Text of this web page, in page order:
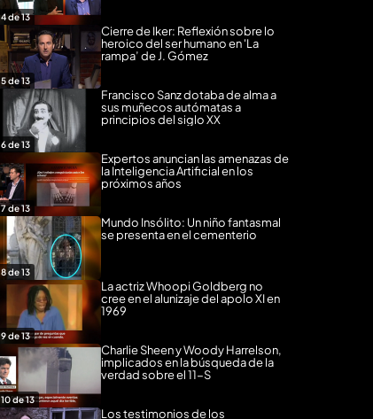
4de13
5de13
Cierre de Iker: Reflexión sobre lo
heroico del ser humano en 'La
rampa’ de J. Gómez
6de13
Francisco Sanz dotaba de alma a
sus muñecos autómatas a
principios del siglo XX
7de13
Expertos anuncian las amenazas de
la Inteligencia Artificial en los
próximos años
8de13
Mundo Insólito: Un niño fantasmal
se presenta en el cementerio
9de13
La actriz Whoopi Goldberg no
cree en el alunizaje del apolo XI en
1969
10de13
Charlie Sheen y Woody Harrelson,
implicados en la búsqueda de la
verdad sobre el 11-S
Los testimonios de los